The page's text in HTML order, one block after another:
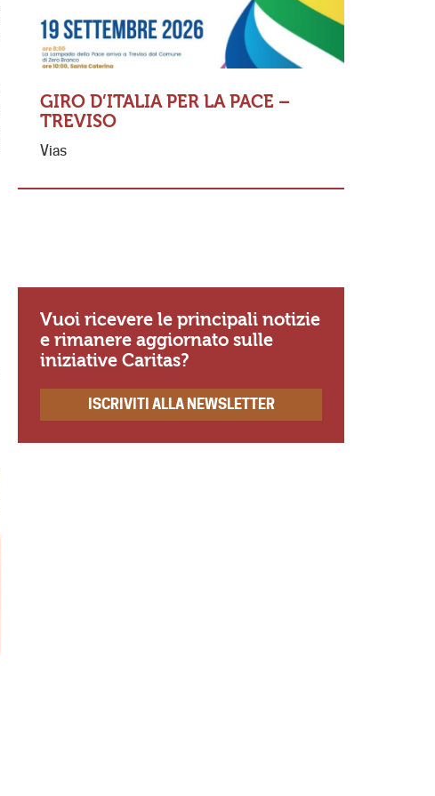
GIRO D’ITALIA PER LA PACE –
TREVISO
Vias
Vuoi ricevere le principali notizie
e rimanere aggiornato sulle
iniziative Caritas?
ISCRIVITI ALLA NEWSLETTER